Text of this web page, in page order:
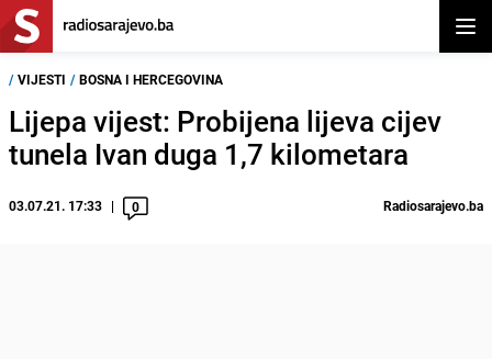
/ VIJESTI / BOSNA I HERCEGOVINA
Lijepa vijest: Probijena lijeva cijev
tunela Ivan duga 1,7 kilometara
03.07.21. 17:33 0 Radiosarajevo.ba